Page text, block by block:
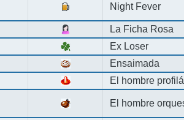
Night Fever
La Ficha Rosa
Ex Loser
Ensaimada
El hombre
El hombre